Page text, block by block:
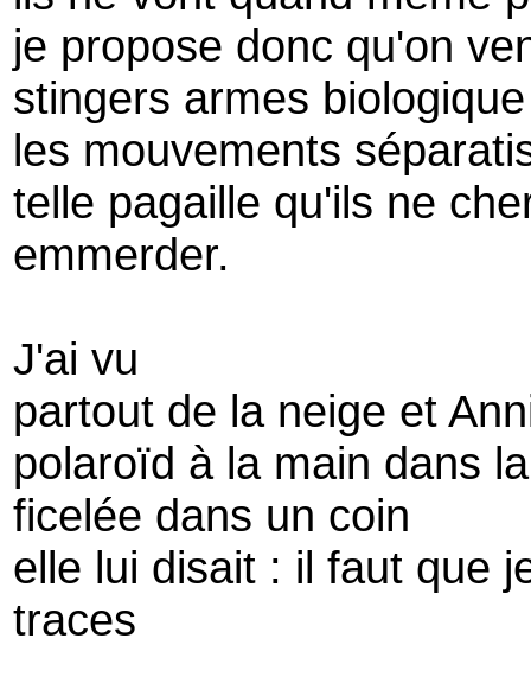
je propose donc qu'on
stingers armes
les mouvements
telle pagaille qu'ils ne
emmerder.
J'ai vu
partout de la neige et
polaroïd à la main dans
ficelée dans un coin
elle lui disait : il faut que
traces